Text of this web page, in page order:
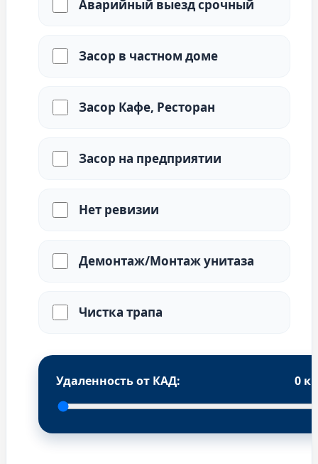
Телеинспекция
коллектора
Аварийный выезд срочный
Засор в частном доме
Засор Кафе, Ресторан
Засор на предприятии
Нет ревизии
Демонтаж/Монтаж унитаза
Чистка трапа
Удаленность от КАД: 0